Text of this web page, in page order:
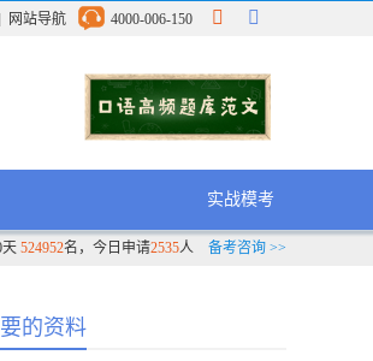
网站导航 4000-006-150
实战模考
天 524952名，今日申请2535人 备考咨询 >>
的资料